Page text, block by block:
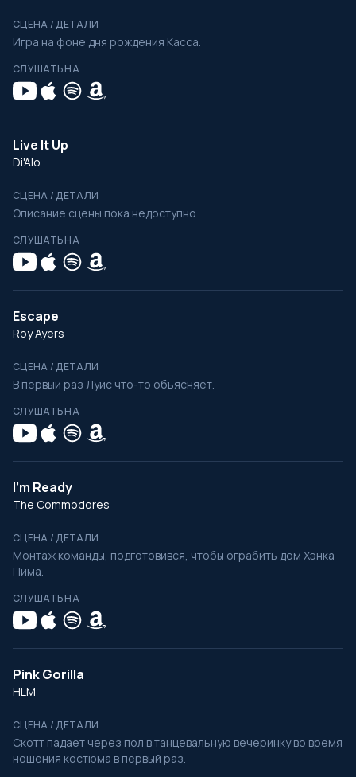
СЦЕНА / ДЕТАЛИ
Игра на фоне дня рождения Касса.
СЛУШАТЬ НА
Live It Up
Di'Alo
СЦЕНА / ДЕТАЛИ
Описание сцены пока недоступно.
СЛУШАТЬ НА
Escape
Roy Ayers
СЦЕНА / ДЕТАЛИ
В первый раз Луис что-то объясняет.
СЛУШАТЬ НА
I'm Ready
The Commodores
СЦЕНА / ДЕТАЛИ
Монтаж команды, подготовився, чтобы ограбить дом Хэнка
Пима.
СЛУШАТЬ НА
Pink Gorilla
HLM
СЦЕНА / ДЕТАЛИ
Скотт падает через пол в танцевальную вечеринку во время
ношения костюма в первый раз.